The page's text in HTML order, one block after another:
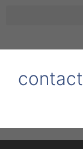
contact